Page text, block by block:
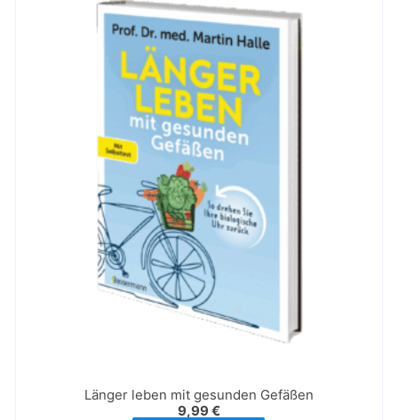
Länger leben mit gesunden Gefäßen
9,99€